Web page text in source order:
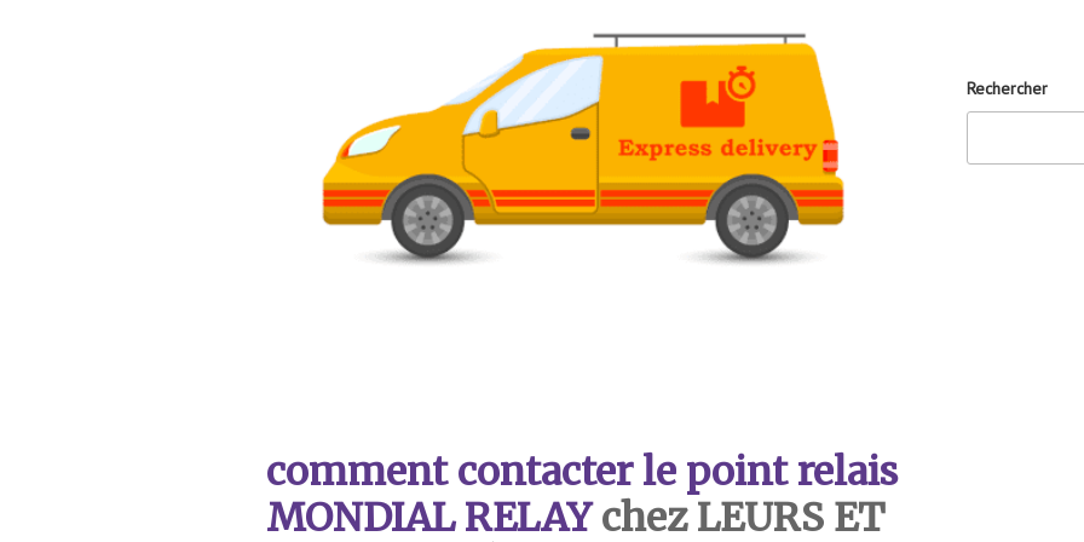
comment contacter le point relais
MONDIAL RELAYchez LEURS ET
Rechercher